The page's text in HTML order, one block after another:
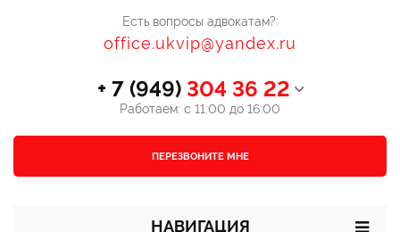
Есть вопросы адвокатам?:
office.ukvip@yandex.ru
+ 7 (949) 304 36 22
Работаем: с 11:00 до 16:00
ПЕРЕЗВОНИТЕ МНЕ
НАВИГАЦИЯ